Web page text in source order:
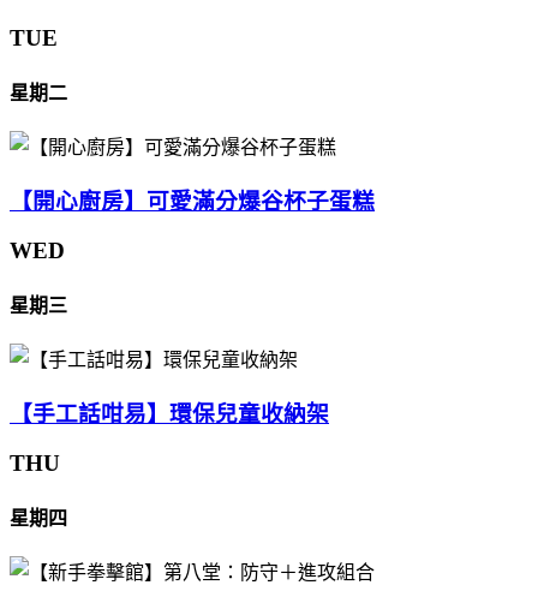
TUE
星期二
【開心廚房】可愛滿分爆谷杯子蛋糕
WED
星期三
【手工話咁易】環保兒童收納架
THU
星期四